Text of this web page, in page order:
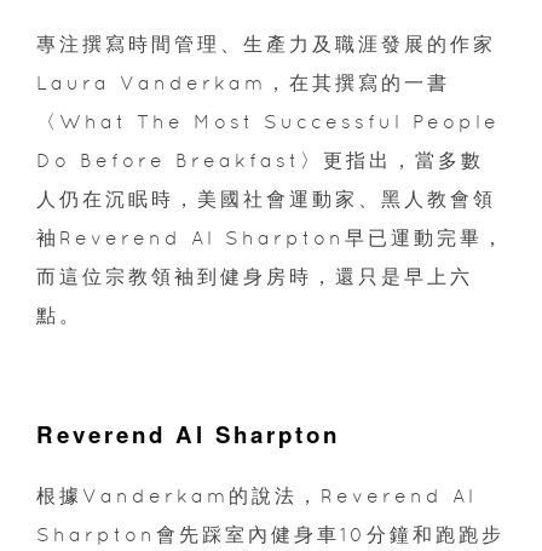
專注撰寫時間管理、生產力及職涯發展的作家
Laura Vanderkam，在其撰寫的一書
〈What The Most Successful People
Do Before Breakfast〉更指出，當多數
人仍在沉眠時，美國社會運動家、黑人教會領
袖Reverend Al Sharpton早已運動完畢，
而這位宗教領袖到健身房時，還只是早上六
點。
Reverend Al Sharpton
根據Vanderkam的說法，Reverend Al
Sharpton會先踩室內健身車10分鐘和跑跑步